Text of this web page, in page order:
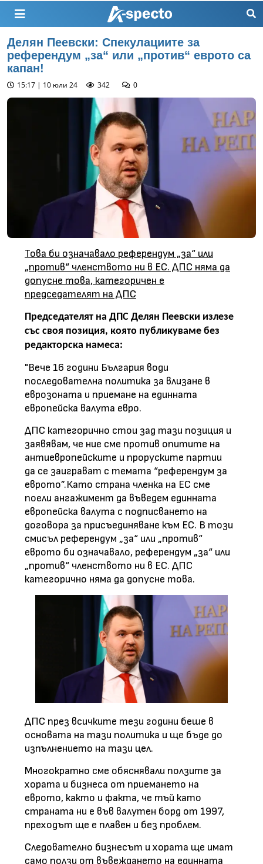
Делян Пеевски: Спекулациите за
референдум „за“ или „против“ еврото са
капан!
15:17 | 10 юли 24 342 0
Това би означавало референдум „за“ или
„против“ членството ни в ЕС. ДПС няма да
допусне това, категоричен е
председателят на ДПС
Председателят на ДПС Делян Пеевски излезе
със своя позиция, която публикуваме без
редакторска намеса:
"Вече 16 години България води
последователна политика за влизане в
еврозоната и приемане на единната
европейска валута евро.
ДПС категорично стои зад тази позиция и
заявявам, че ние сме против опитите на
антиевропейските и проруските партии
да се заиграват с темата “референдум за
еврото”.Като страна членка на ЕС сме
пoели ангажимент да въведем единната
европейска валута с подписването на
договора за присъединяване към ЕС. В този
смисъл референдум „за“ или „против“
еврото би означавало, референдум „за“ или
„против“ членството ни в ЕС. ДПС
категорично няма да допусне това.
ДПС през всичките тези години беше в
основата на тази политика и ще бъде до
изпълнението на тази цел.
Многократно сме обяснявали ползите за
хората и бизнеса от приемането на
еврото, както и факта, че тъй като
страната ни е във валутен борд от 1997,
преходът ще е плавен и без проблем.
Следователно бизнесът и хората ще имат
само ползи от въвеждането на единната